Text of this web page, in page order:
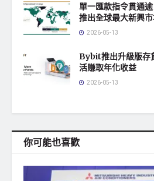
單一匯款指令貫通
推出全球最大新興
2026-05-13
Bybit推出升級版存
活賺取年化收益
2026-05-13
你可能也喜歡